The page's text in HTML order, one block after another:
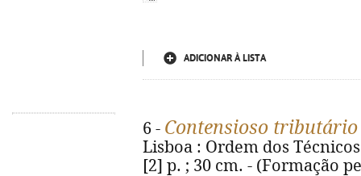
ADICIONAR À LISTA
6 - Contensioso tributário
Lisboa : Ordem dos
[2] p. ; 30 cm. - (Formação